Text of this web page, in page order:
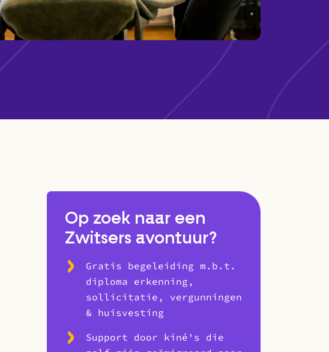
Op zoek naar een
Zwitsers avontuur?
Gratis begeleiding m.b.t.
diploma erkenning,
sollicitatie, vergunningen
& huisvesting
Support door kiné's die